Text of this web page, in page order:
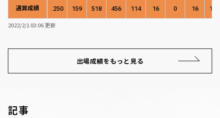
通算成績 .250 159 518 456 114 16 0 16 178
2022/2/1 03:06 更新
出場成績をもっと見る
記事